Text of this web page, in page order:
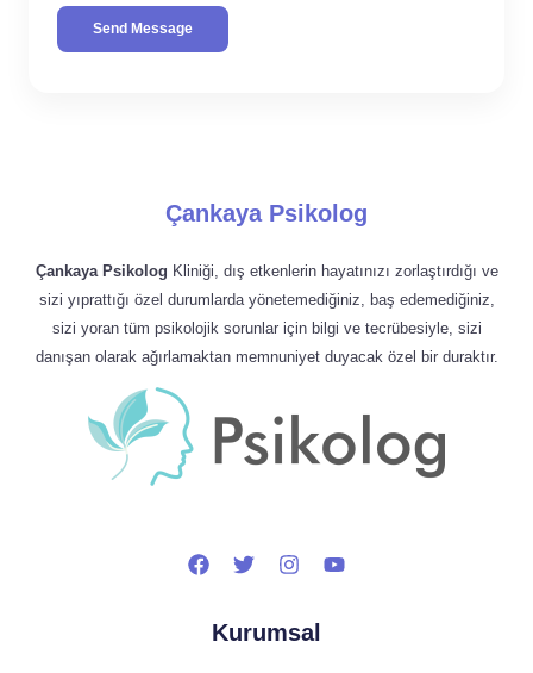
Send Message
Çankaya Psikolog
Çankaya Psikolog Kliniği, dış etkenlerin hayatınızı zorlaştırdığı ve
sizi yıprattığı özel durumlarda yönetemediğiniz, baş edemediğiniz,
sizi yoran tüm psikolojik sorunlar için bilgi ve tecrübesiyle, sizi
danışan olarak ağırlamaktan memnuniyet duyacak özel bir duraktır.
Kurumsal